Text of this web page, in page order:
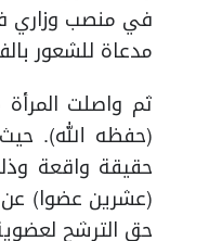
في منصب وزاري
مدعاة للشعور
ثم واصلت
(حفظه الله).
حق الترشح